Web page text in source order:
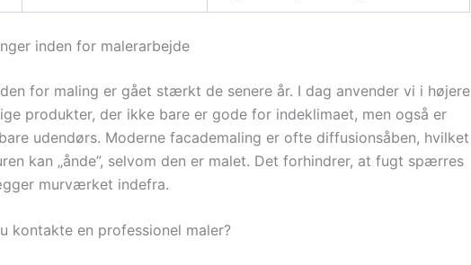
inden for malerarbejde
for maling er gået stærkt de senere år. I dag anvender vi i højere
produkter, der ikke bare er gode for indeklimaet, men også er
udendørs. Moderne facademaling er ofte diffusionsåben, hvilket
kan „ånde”, selvom den er malet. Det forhindrer, at fugt spærres
murværket indefra.
kontakte en professionel maler?